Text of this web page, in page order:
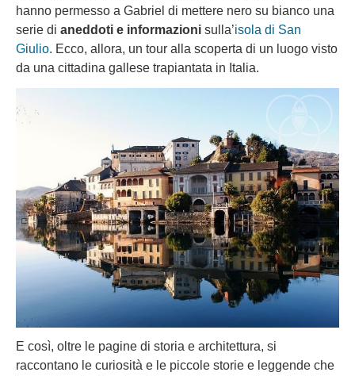
hanno permesso a Gabriel di mettere nero su bianco una
serie di aneddoti e informazioni sulla’isola di San
Giulio. Ecco, allora, un tour alla scoperta di un luogo visto
da una cittadina gallese trapiantata in Italia.
E così, oltre le pagine di storia e architettura, si
raccontano le curiosità e le piccole storie e leggende che